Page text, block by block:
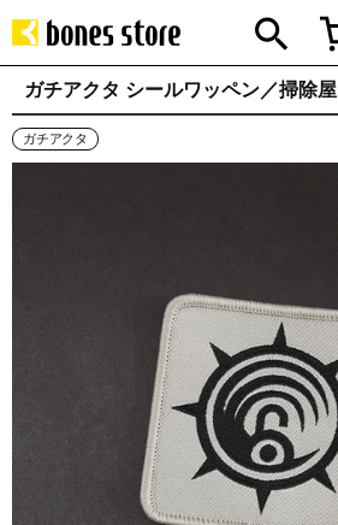
ガチアクタ シールワッペン／掃除屋
ガチアクタ